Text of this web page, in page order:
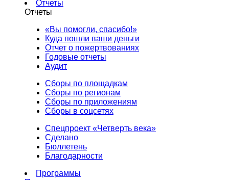
Отчеты
Отчеты
«Вы помогли, спасибо!»
Куда пошли ваши деньги
Отчет о пожертвованиях
Годовые отчеты
Аудит
Сборы по площадкам
Сборы по регионам
Сборы по приложениям
Сборы в соцсетях
Спецпроект «Четверть века»
Сделано
Бюллетень
Благодарности
Программы